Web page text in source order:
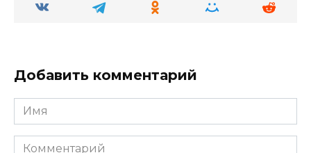
Добавить комментарий
Имя
Комментарий